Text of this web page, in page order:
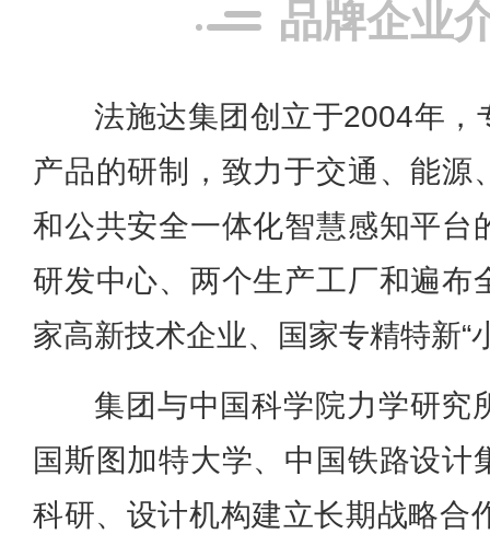
品牌企业
法施达集团创立于2004年，
产品的研制，致力于交通、能源
和公共安全一体化智慧感知平台
研发中心、两个生产工厂和遍布
家高新技术企业、国家专精特新“
集团与中国科学院力学研究
国斯图加特大学、中国铁路设计
科研、设计机构建立长期战略合